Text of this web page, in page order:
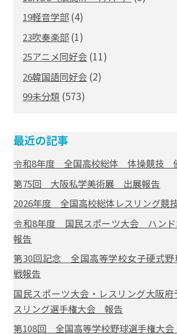
19軽音学部 (4)
23吹奏楽部 (1)
25アニメ同好会 (11)
26韓国語同好会 (2)
99未分類 (573)
最近の記事
令和8年度 全国高校総体 体操競技
第75回 大阪私学美術展 出展報告
2026年度 全国高校総体レスリング競
令和8年度 国民スポーツ大会 ハン
報告
第30回記念 全国高等学校女子硬式
戦報告
国民スポーツ大会・レスリング大阪
スリング選手権大会 報告
第108回 全国高等学校野球選手権大